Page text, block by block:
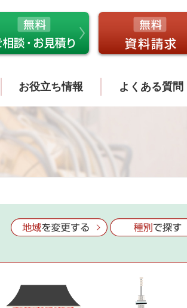
お役立ち情報 よくある質問